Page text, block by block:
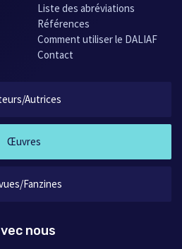
Liste des abréviations
Références
Comment utiliser le DALIAF
Contact
Autrices
Œuvres
Fanzines
nous